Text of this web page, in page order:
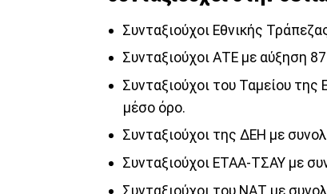
Συνταξιούχοι Εθνικής
Συνταξιούχοι ΑΤΕ με αύξηση
Συνταξιούχοι του Ταμείου
μέσο όρο.
Συνταξιούχοι της ΔΕΗ με
Συνταξιούχοι ΕΤΑΑ-ΤΣΑΥ με
Συνταξιούχοι του ΝΑΤ με